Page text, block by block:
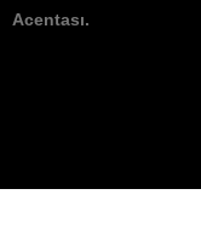
Acentası.